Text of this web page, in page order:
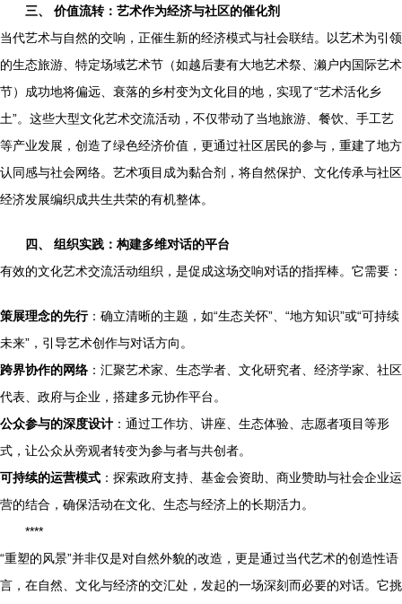
三、 价值流转：艺术作为经济与社区的催化剂
当代艺术与自然的交响，正催生新的经济模式与社会联结。以艺术为引领
的生态旅游、特定场域艺术节（如越后妻有大地艺术祭、濑户内国际艺术
节）成功地将偏远、衰落的乡村变为文化目的地，实现了“艺术活化乡
土”。这些大型文化艺术交流活动，不仅带动了当地旅游、餐饮、手工艺
等产业发展，创造了绿色经济价值，更通过社区居民的参与，重建了地方
认同感与社会网络。艺术项目成为黏合剂，将自然保护、文化传承与社区
经济发展编织成共生共荣的有机整体。
四、 组织实践：构建多维对话的平台
有效的文化艺术交流活动组织，是促成这场交响对话的指挥棒。它需要：
策展理念的先行：确立清晰的主题，如“生态关怀”、“地方知识”或“可持续
未来”，引导艺术创作与对话方向。
跨界协作的网络 ：汇聚艺术家、生态学者、文化研究者、经济学家、社区
代表、政府与企业，搭建多元协作平台。
公众参与的深度设计 ：通过工作坊、讲座、生态体验、志愿者项目等形
式，让公众从旁观者转变为参与者与共创者。
可持续的运营模式 ：探索政府支持、基金会资助、商业赞助与社会企业运
营的结合，确保活动在文化、生态与经济上的长期活力。
****
“重塑的风景”并非仅是对自然外貌的改造，更是通过当代艺术的创造性语
言，在自然、文化与经济的交汇处，发起的一场深刻而必要的对话。它挑